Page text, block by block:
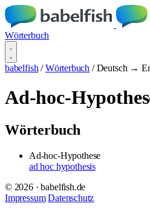
Wörterbuch
babelfish / Wörterbuch / Deutsch →
Ad-hoc-
Wörterbuch
Ad-hoc-Hypothese
ad hoc hypothesis
© 2026 · babelfish.de
Impressum Datenschutz